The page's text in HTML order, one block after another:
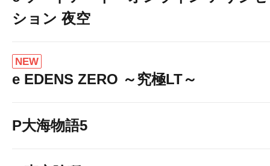
ション 夜空
NEW
e EDENS ZERO ～究極LT～
P大海物語5